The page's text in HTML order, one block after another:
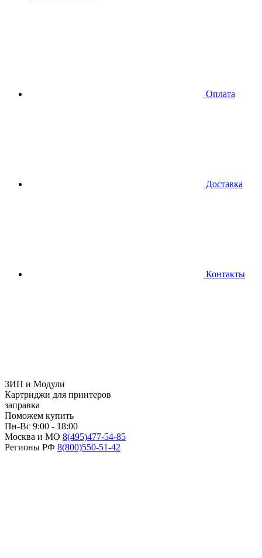
Оплата
Доставка
Контакты
ЗИП и Модули
Картриджи для принтеров
заправка
Поможем купить
Пн-Вс 9:00 - 18:00
Москва и МО 8(495)477-54-85
Регионы РФ 8(800)550-51-42